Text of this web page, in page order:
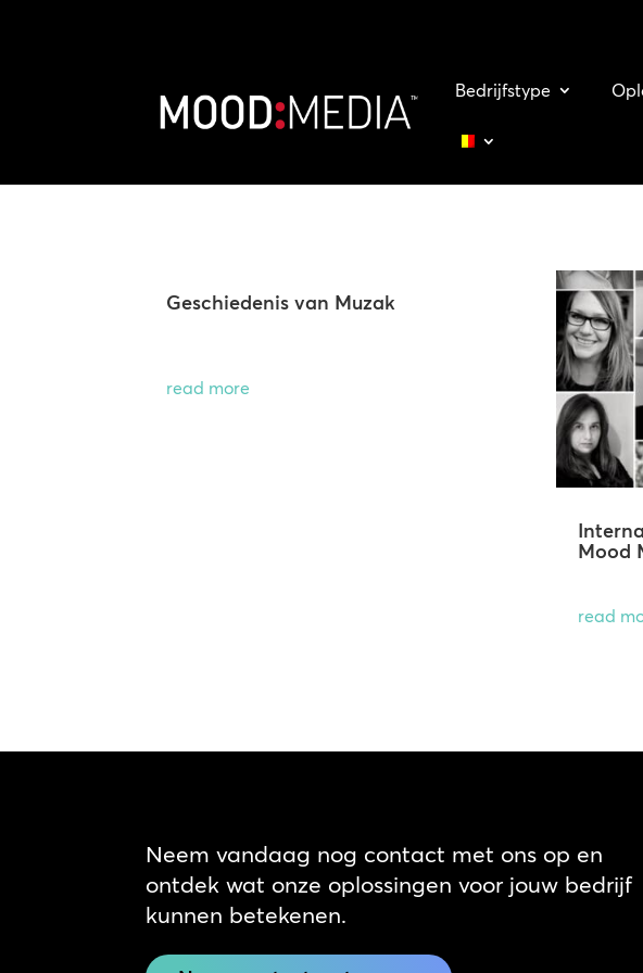
Bedrijfstype
Geschiedenis van Muzak
read more
Mood
read
Neem vandaag nog contact met ons op en
ontdek wat onze oplossingen voor jouw bedrijf
kunnen betekenen.